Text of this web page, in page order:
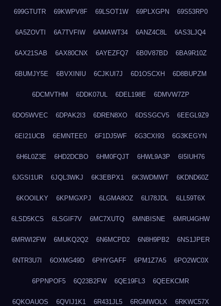
699GTUTR 69KWPV8F 69LSOT1W 69PLXGPN 69S53RP0
6A5ZOVTI 6A7TVFIW 6AMAWT34 6ANZ4C8L 6AS3LJQ4
6AX21SAB 6AX80CNX 6AYEZFQ7 6B0V87BD 6BA9R10Z
6BUMJY5E 6BVXINIU 6CJKUI7J 6D1OSCXH 6D8BUPZM
6DCMVTHM 6DDK07UL 6DEL198E 6DMVW7ZP
6DO5WVEC 6DPAK2I3 6DREN8XO 6DSSGCV5 6EEGL9Z9
6EI21UCB 6EMNTEE0 6F1DJ5WF 6G3CXI93 6G3KEGYN
6H6L0Z3E 6HD2DCBO 6HM0FQJT 6HWL9A3P 6I5IUH76
6JGSI1UR 6JQL3WKJ 6K3EBPX1 6K3WDMWT 6KDND60Z
6KOOILKY 6KPMGXPJ 6LGMA8OZ 6LI78JDL 6LL59T6X
6LSD5KCS 6LSGIF7V 6MC7XUTQ 6MNBISNE 6MRU4GHW
6MRWI2FW 6MUKQ2Q2 6N6MCPD2 6N8H9PB2 6NS1JPER
6NTR3U7I 6OXMG49D 6PHYGAFF 6PM1Z7A5 6PO2WC0X
6PPNPOF5 6Q23B2FW 6QE19FL3 6QEEKCMR
6QKOAUOS 6QVIJ1K1 6R431JL5 6RGMWOLX 6RKWC57X